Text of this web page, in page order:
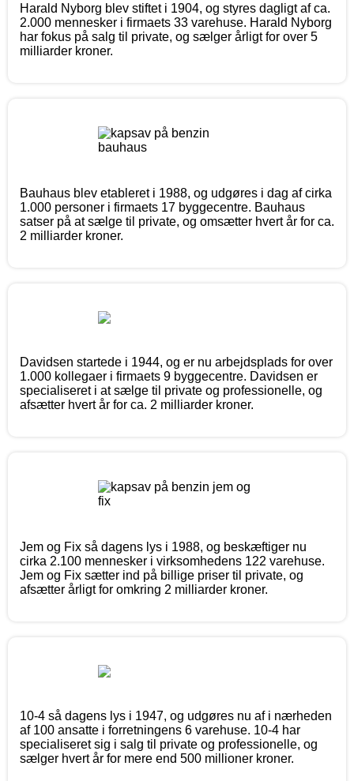
Harald Nyborg blev stiftet i 1904, og styres dagligt af ca.
2.000 mennesker i firmaets 33 varehuse. Harald Nyborg
har fokus på salg til private, og sælger årligt for over 5
milliarder kroner.
Bauhaus blev etableret i 1988, og udgøres i dag af cirka
1.000 personer i firmaets 17 byggecentre. Bauhaus
satser på at sælge til private, og omsætter hvert år for ca.
2 milliarder kroner.
Davidsen startede i 1944, og er nu arbejdsplads for over
1.000 kollegaer i firmaets 9 byggecentre. Davidsen er
specialiseret i at sælge til private og professionelle, og
afsætter hvert år for ca. 2 milliarder kroner.
Jem og Fix så dagens lys i 1988, og beskæftiger nu
cirka 2.100 mennesker i virksomhedens 122 varehuse.
Jem og Fix sætter ind på billige priser til private, og
afsætter årligt for omkring 2 milliarder kroner.
10-4 så dagens lys i 1947, og udgøres nu af i nærheden
af 100 ansatte i forretningens 6 varehuse. 10-4 har
specialiseret sig i salg til private og professionelle, og
sælger hvert år for mere end 500 millioner kroner.